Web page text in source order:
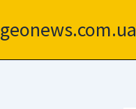
geonews.com.ua